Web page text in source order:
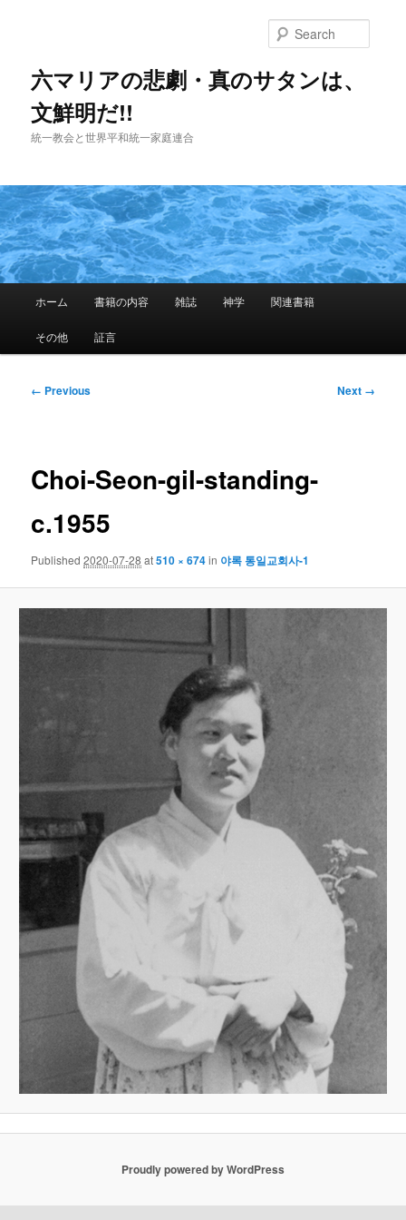
content六マリアの悲劇・真のサタンは、
文鮮明だ!!
統一教会と世界平和統一家庭連合
ホーム 書籍の内容 雑誌 神学 関連書籍
その他 証言
Image
← Previous Next →
Choi-Seon-gil-standing-
c.1955
Published2020-07-28 at510 × 674in 야록 통일교회사-1
Proudly powered by WordPress